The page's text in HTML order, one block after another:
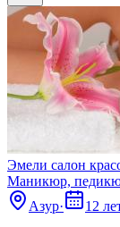
Эмели салон
Маникюр,
Азур·
12